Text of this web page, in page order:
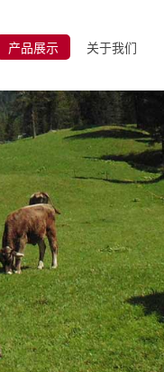
产品展示 关于我们